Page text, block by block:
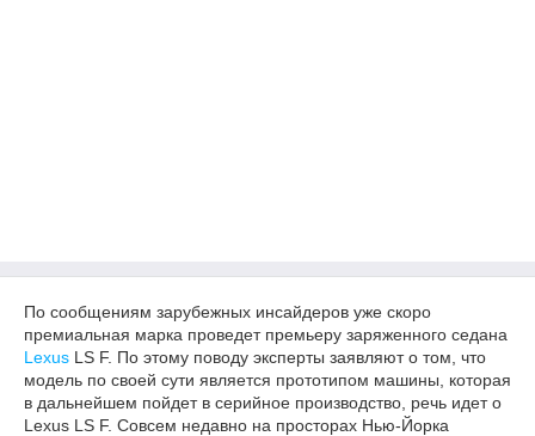
По сообщениям зарубежных инсайдеров уже скоро
премиальная марка проведет премьеру заряженного седана
Lexus LS F. По этому поводу эксперты заявляют о том, что
модель по своей сути является прототипом машины, которая
в дальнейшем пойдет в серийное производство, речь идет о
Lexus LS F. Совсем недавно на просторах Нью-Йорка